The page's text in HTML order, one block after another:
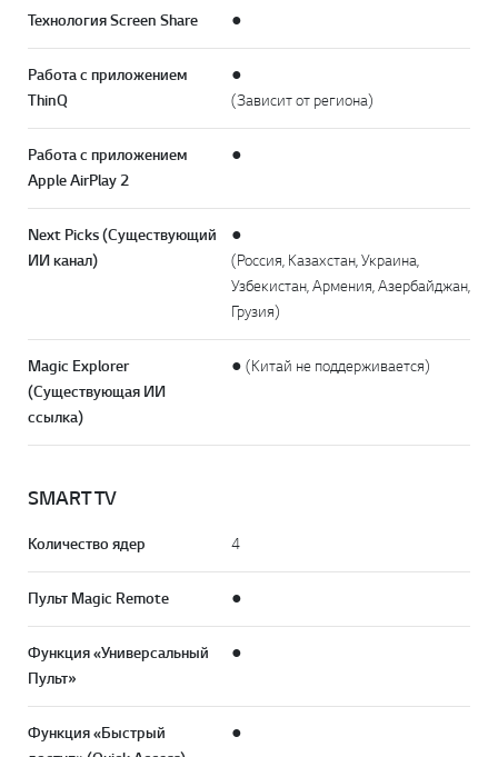
Технология Screen Share ●
Работа с приложением
ThinQ
●
(Зависит от региона)
Работа с приложением
Apple AirPlay 2
●
Next Picks (Существующий
ИИ канал)
●
(Россия, Казахстан, Украина,
Узбекистан, Армения, Азербайджан,
Грузия)
Magic Explorer
(Существующая ИИ
ссылка)
● (Китай не поддерживается)
SMART TV
Количество ядер 4
Пульт Magic Remote ●
Функция «Универсальный
Пульт»
●
Функция «Быстрый
●